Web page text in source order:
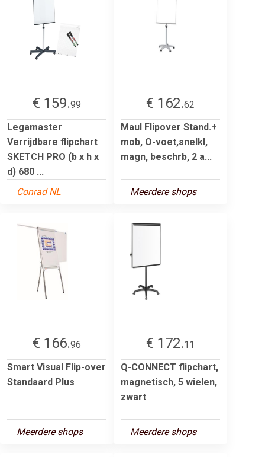
€ 159.99
Legamaster
Verrijdbare flipchart
SKETCH PRO (b x h x
d) 680 ...
Conrad NL
€ 162.62
Maul Flipover Stand.+
mob, O-voet,snelkl,
magn, beschrb, 2 a...
Meerdere shops
€ 166.96
Smart Visual Flip-over
Standaard Plus
Meerdere shops
€ 172.11
Q-CONNECT flipchart,
magnetisch, 5 wielen,
zwart
Meerdere shops